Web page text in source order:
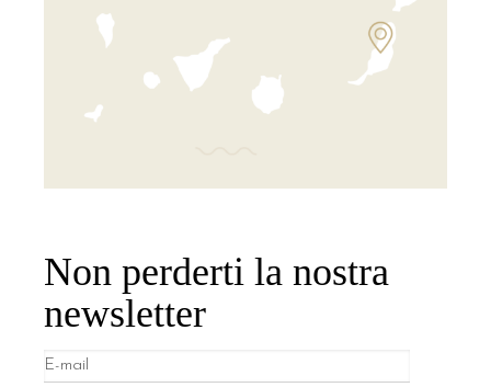
Non perderti la nostra
newsletter